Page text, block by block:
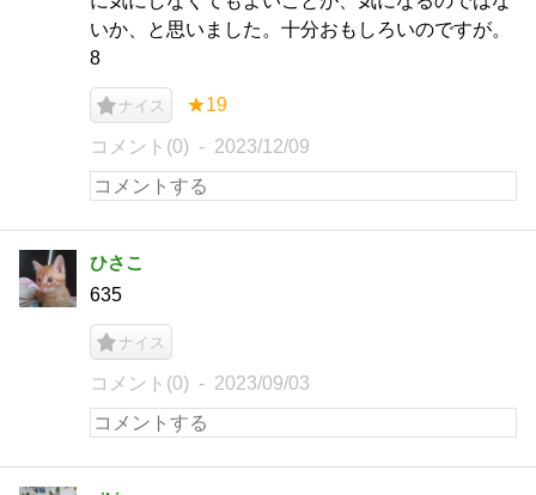
いか、と思いました。十分おもしろいのですが。
8
ナイス ★19
コメント(0) 2023/12/09
ひさこ
635
ナイス
コメント(0) 2023/09/03